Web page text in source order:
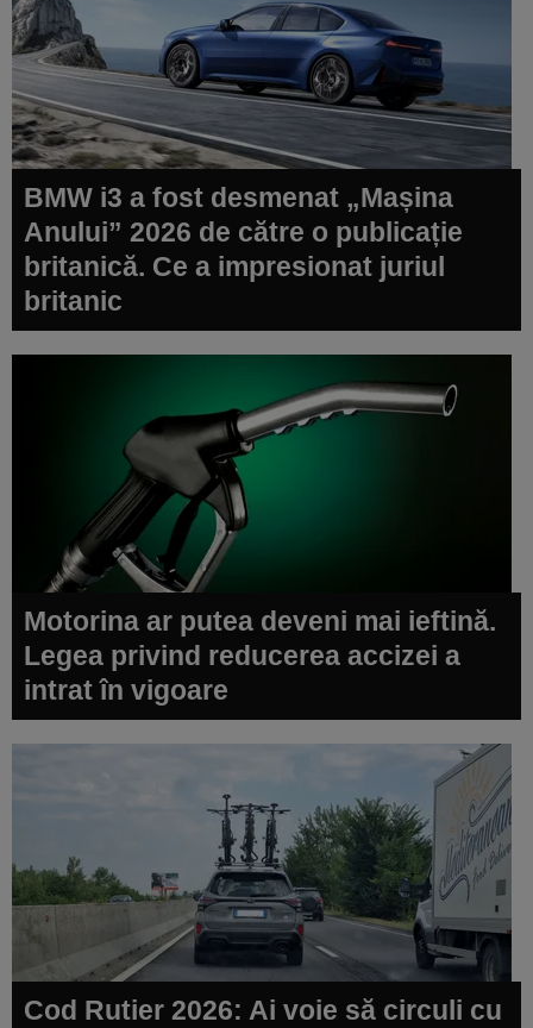
BMW i3 a fost desmenat „Mașina
Anului” 2026 de către o publicație
britanică. Ce a impresionat juriul
britanic
Motorina ar putea deveni mai ieftină.
Legea privind reducerea accizei a
intrat în vigoare
Cod Rutier 2026: Ai voie să circuli cu